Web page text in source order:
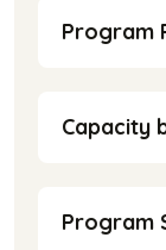
Program
Capacity
Program